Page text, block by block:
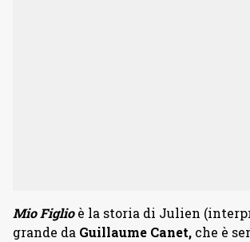
Mio Figlioè la storia di Julien
grande da Guillaume Canet, che è